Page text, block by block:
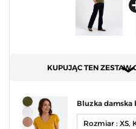
KUPUJĄC TEN ZESTAW
Bluzka damska